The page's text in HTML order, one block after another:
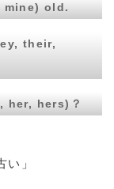
mine) old.
their,
hers)？
」